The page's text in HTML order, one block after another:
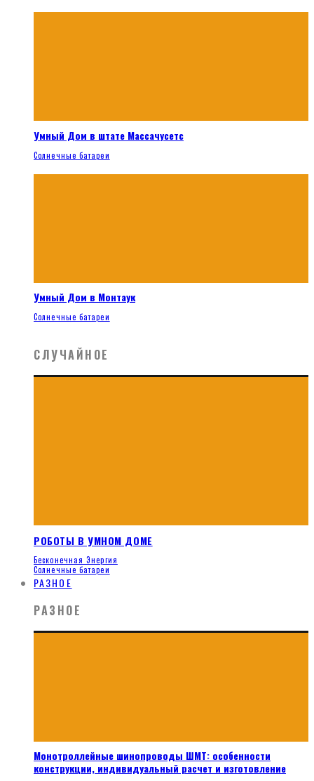
Умный Дом в штате Массачусетс
Солнечные батареи
Умный Дом в Монтаук
Солнечные батареи
СЛУЧАЙНОЕ
РОБОТЫ В УМНОМ ДОМЕ
Бесконечная Энергия
Солнечные батареи
РАЗНОЕ
РАЗНОЕ
Монотроллейные шинопроводы ШМТ: особенности
конструкции, индивидуальный расчет и изготовление